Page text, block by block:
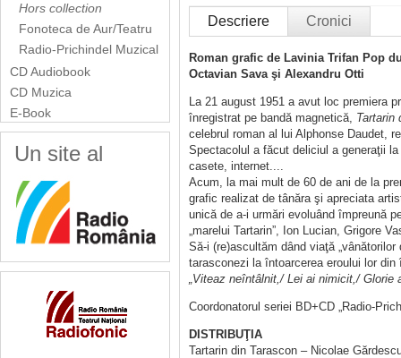
Hors collection
Fonoteca de Aur/Teatru
Radio-Prichindel Muzical
CD Audiobook
CD Muzica
E-Book
Un site al
Descriere Cronici
Roman grafic de Lavinia Trifan Pop
Octavian Sava şi Alexandru Otti
La 21 august 1951 a avut loc premiera
înregistrat pe bandă magnetică, Tartarin
celebrul roman al lui Alphonse Daudet,
Spectacolul a făcut deliciul a generaţii
casete, internet....
Acum, la mai mult de 60 de ani de la
grafic realizat de tânăra şi apreciata
unică de a-i urmări evoluând împreună
„marelui Tartarin”, Ion Lucian, Grigore
Să-i (re)ascultăm dând viaţă
tarasconezi la întoarcerea eroului lor din
„Viteaz neîntâlnit,/ Lei ai nimicit,/
Coordonatorul seriei BD+CD „Radio-
DISTRIBUŢIA
Tartarin din Tarascon – Nicolae